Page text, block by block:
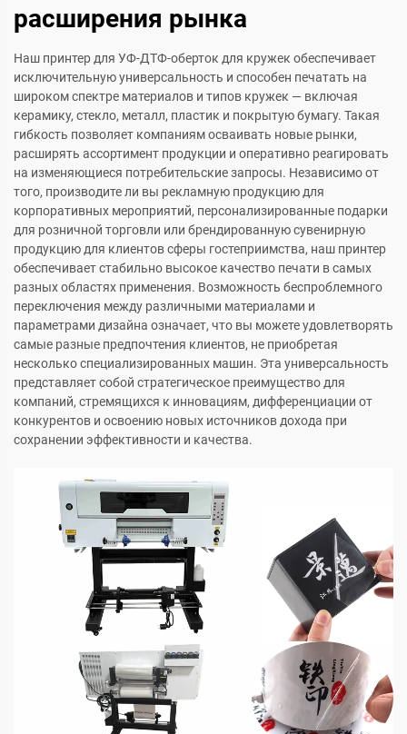
расширения рынка
Наш принтер для УФ-ДТФ-оберток для кружек обеспечивает
исключительную универсальность и способен печатать на
широком спектре материалов и типов кружек — включая
керамику, стекло, металл, пластик и покрытую бумагу. Такая
гибкость позволяет компаниям осваивать новые рынки,
расширять ассортимент продукции и оперативно реагировать
на изменяющиеся потребительские запросы. Независимо от
того, производите ли вы рекламную продукцию для
корпоративных мероприятий, персонализированные подарки
для розничной торговли или брендированную сувенирную
продукцию для клиентов сферы гостеприимства, наш принтер
обеспечивает стабильно высокое качество печати в самых
разных областях применения. Возможность беспроблемного
переключения между различными материалами и
параметрами дизайна означает, что вы можете удовлетворять
самые разные предпочтения клиентов, не приобретая
несколько специализированных машин. Эта универсальность
представляет собой стратегическое преимущество для
компаний, стремящихся к инновациям, дифференциации от
конкурентов и освоению новых источников дохода при
сохранении эффективности и качества.